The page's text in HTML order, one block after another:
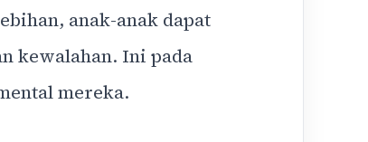
anak-anak dapat
kewalahan. Ini pada
mereka.